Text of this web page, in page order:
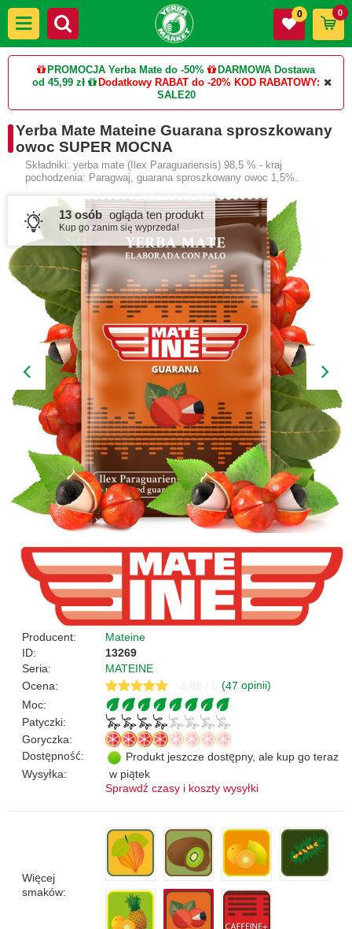
PROMOCJA Yerba Mate do -50%
DARMOWA Dostawa
od 45,99 zł
Dodatkowy RABAT do -20% KOD RABATOWY:
SALE20
0 0
Yerba Mate Mateine Guarana sproszkowany
owoc SUPER MOCNA
Składniki: yerba mate (Ilex Paraguariensis) 98,5 % - kraj
pochodzenia: Paragwaj, guarana sproszkowany owoc 1,5%.
13 osób ogląda ten produkt
Kup go zanim się wyprzeda!
Producent:
Mateine
ID:
13269
Seria:
MATEINE
Ocena:
(47 opinii)
Moc:
Patyczki:
Goryczka:
Dostępność:
Produkt jeszcze dostępny, ale kup go teraz
Wysyłka:
w piątek
Sprawdź czasy i koszty wysyłki
Więcej
smaków: